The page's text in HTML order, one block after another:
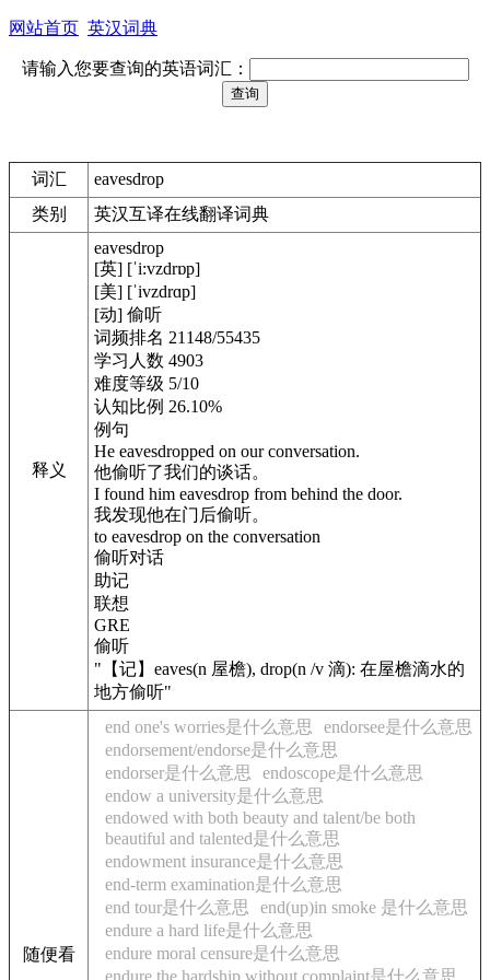
网站首页 英汉词典
请输入您要查询的英语词汇：
词汇
eavesdrop
类别
英汉互译在线翻译词典
释义
eavesdrop
[英] [ˈi:vzdrɒp]
[美] [ˈivzdrɑp]
[动] 偷听
词频排名 21148/55435
学习人数 4903
难度等级 5/10
认知比例 26.10%
例句
He eavesdropped on our conversation.
他偷听了我们的谈话。
I found him eavesdrop from behind the door.
我发现他在门后偷听。
to eavesdrop on the conversation
偷听对话
助记
联想
GRE
偷听
"【记】eaves(n 屋檐), drop(n /v 滴): 在屋檐滴水的
地方偷听"
随便看
end one's worries是什么意思
endorsee是什么意思
endorsement/endorse是什么意思
endorser是什么意思
endoscope是什么意思
endow a university是什么意思
endowed with both beauty and talent/be both
beautiful and talented是什么意思
endowment insurance是什么意思
end-term examination是什么意思
end tour是什么意思
end(up)in smoke 是什么意思
endure a hard life是什么意思
endure moral censure是什么意思
endure the hardship without complaint是什么意思